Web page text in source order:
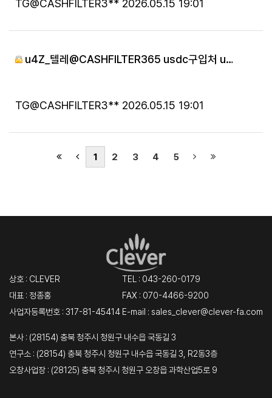
등록자
TG@CASHFILTER3** 등록일
2026.05.15 19:01
u4Z_텔레@CASHFILTER365 usdc구입처 u…
등록자
TG@CASHFILTER3** 등록일
2026.05.15 19:01
1
(current)
2 3 4 5 (next)(last)
상호 : CLEVER
대표 : 정종홍
사업자등록번호 : 317-81-45414
TEL : 043-260-0179
FAX : 070-4466-9200
E-mail : sales_clever@clever-fa.com
본사 : (28154) 충북 청주시 청원구 내수읍 국동길 3
연구소 : (28154) 충북 청주시 청원구 내수읍 국동길 3, R2동3층
오창사업장 : (28125) 충북 청주시 청원구 오창읍 과학산업5로 9